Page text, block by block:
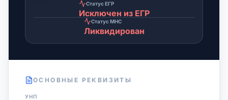
Статус ЕГР
Исключен из ЕГР
Статус МНС
Ликвидирован
ОСНОВНЫЕ РЕКВИЗИТЫ
УНП